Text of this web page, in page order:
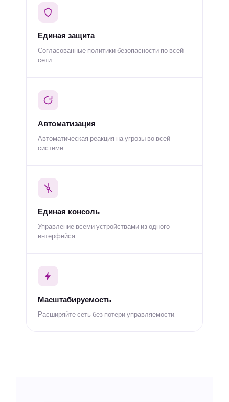
Единая защита
Согласованные политики безопасности по всей
сети.
Автоматизация
Автоматическая реакция на угрозы во всей
системе.
Единая консоль
Управление всеми устройствами из одного
интерфейса.
Масштабируемость
Расширяйте сеть без потери управляемости.